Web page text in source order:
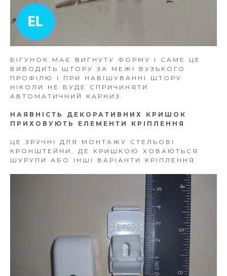
БІГУНОК МАЄ ВИГНУТУ ФОРМУ І САМЕ ЦЕ
ВИВОДИТЬ ШТОРУ ЗА МЕЖІ ВУЗЬКОГО
ПРОФІЛЮ І ПРИ НАВІШУВАННІ ШТОРУ
НІКОЛИ НЕ БУДЕ СПРИЧИНЯТИ
АВТОМАТИЧНИЙ КАРНИЗ.
НАЯВНІСТЬ ДЕКОРАТИВНИХ КРИШОК
ПРИХОВУЮТЬ ЕЛЕМЕНТИ КРІПЛЕННЯ
ЦЕ ЗРУЧНІ ДЛЯ МОНТАЖУ СТЕЛЬОВІ
КРОНШТЕЙНИ, ДЕ КРИШКОЮ ХОВАЮТЬСЯ
ШУРУПИ АБО ІНШІ ВАРІАНТИ КРІПЛЕННЯ.